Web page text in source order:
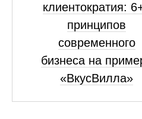
клиентократия:
принципов
современного
бизнеса на
«ВкусВилла»